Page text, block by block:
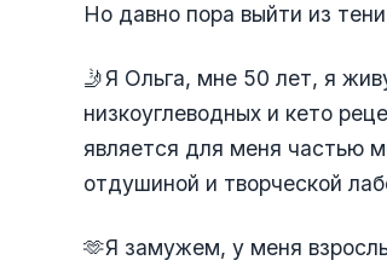
Но давно пора выйти из
🤳Я Ольга, мне 50 лет, я
низкоуглеводных и кето
является для меня частью
отдушиной и творческой
🫶Я замужем, у меня